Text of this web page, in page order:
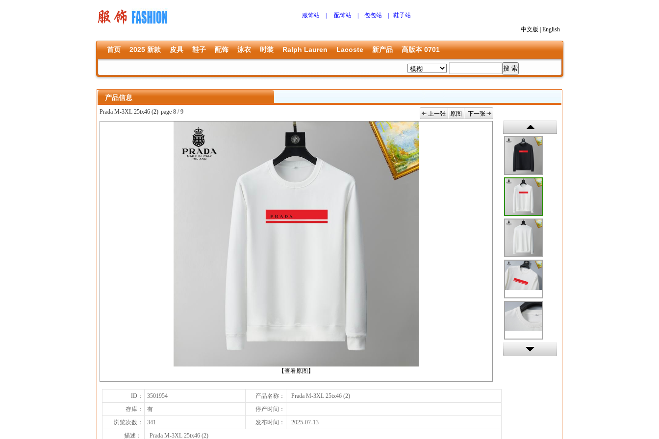
服饰站 配饰站 包包站 鞋子站
中文版 English
首页 2025 新款 皮具 鞋子 配饰 泳衣 时装 Ralph Lauren Lacoste 新产品 高版本 0701
产品信息
Prada M-3XL 25tx46 (2) page 8 / 9 上一张 原图 下一张
【查看原图】
上一张
ID： 3501954 产品名称：
Prada M-3XL 25tx46 (2)
存库：
有
停产时间：
浏览次数：
341 发布时间：
2025-07-13
描述：
Prada M-3XL 25tx46 (2)